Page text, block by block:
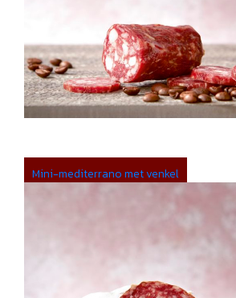
Mini-mediterrano met venkel